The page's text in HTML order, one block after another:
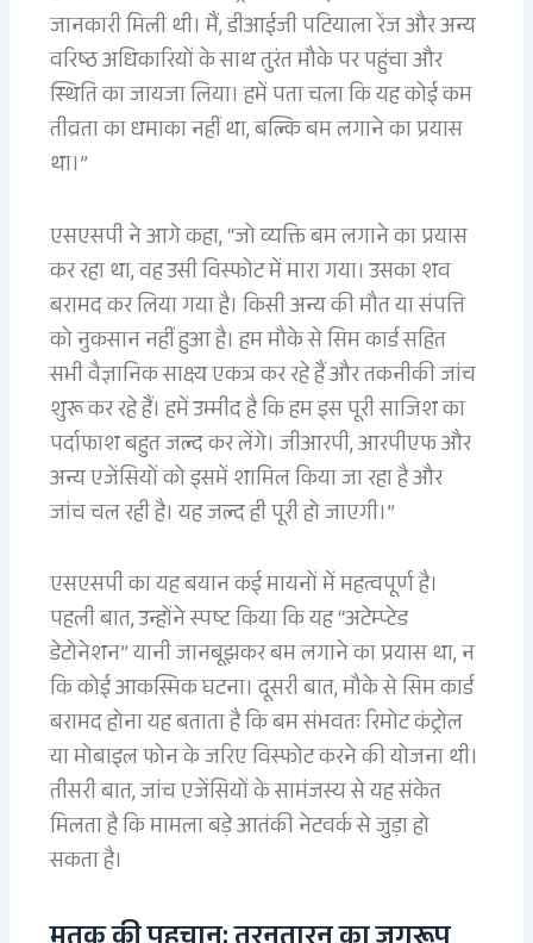
जानकारी मिली थी। मैं, डीआईजी पटियाला रेंज और अन्य
वरिष्ठ अधिकारियों के साथ तुरंत मौके पर पहुंचा और
स्थिति का जायजा लिया। हमें पता चला कि यह कोई कम
तीव्रता का धमाका नहीं था, बल्कि बम लगाने का प्रयास
था।”
एसएसपी ने आगे कहा, “जो व्यक्ति बम लगाने का प्रयास
कर रहा था, वह उसी विस्फोट में मारा गया। उसका शव
बरामद कर लिया गया है। किसी अन्य की मौत या संपत्ति
को नुकसान नहीं हुआ है। हम मौके से सिम कार्ड सहित
सभी वैज्ञानिक साक्ष्य एकत्र कर रहे हैं और तकनीकी जांच
शुरू कर रहे हैं। हमें उम्मीद है कि हम इस पूरी साजिश का
पर्दाफाश बहुत जल्द कर लेंगे। जीआरपी, आरपीएफ और
अन्य एजेंसियों को इसमें शामिल किया जा रहा है और
जांच चल रही है। यह जल्द ही पूरी हो जाएगी।”
एसएसपी का यह बयान कई मायनों में महत्वपूर्ण है।
पहली बात, उन्होंने स्पष्ट किया कि यह “अटेम्प्टेड
डेटोनेशन” यानी जानबूझकर बम लगाने का प्रयास था, न
कि कोई आकस्मिक घटना। दूसरी बात, मौके से सिम कार्ड
बरामद होना यह बताता है कि बम संभवतः रिमोट कंट्रोल
या मोबाइल फोन के जरिए विस्फोट करने की योजना थी।
तीसरी बात, जांच एजेंसियों के सामंजस्य से यह संकेत
मिलता है कि मामला बड़े आतंकी नेटवर्क से जुड़ा हो
सकता है।